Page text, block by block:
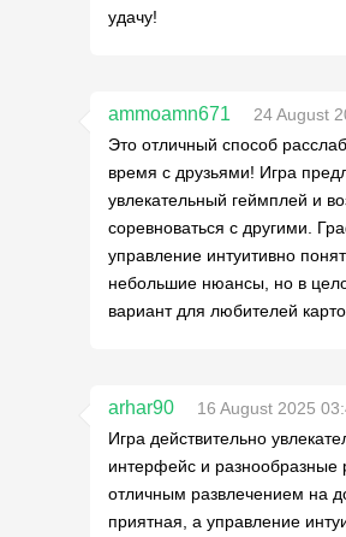
удачу!
ammoamn671
24 August
Это отличный способ
время с друзьями! Игра
увлекательный геймплей и
соревноваться с другими.
управление интуитивно
небольшие нюансы, но в
вариант для любителей
arhar90
16 August 2025
Игра действительно
интерфейс и
отличным развлечением на
приятная, а управление